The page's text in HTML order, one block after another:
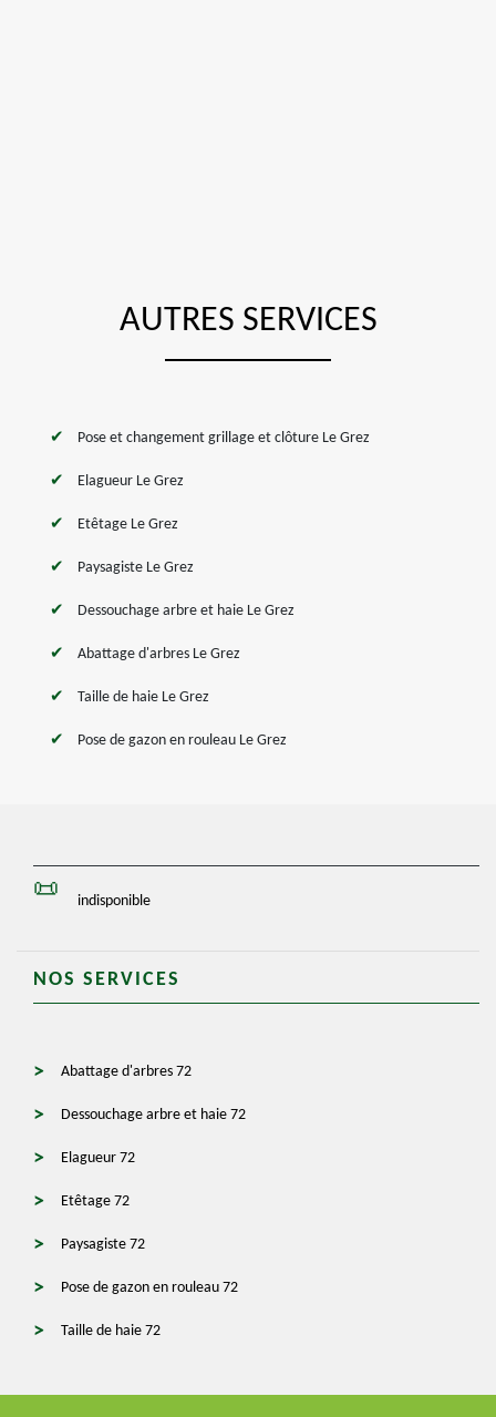
AUTRES SERVICES
Pose et changement grillage et clôture Le Grez
Elagueur Le Grez
Etêtage Le Grez
Paysagiste Le Grez
Dessouchage arbre et haie Le Grez
Abattage d'arbres Le Grez
Taille de haie Le Grez
Pose de gazon en rouleau Le Grez
indisponible
NOS SERVICES
Abattage d'arbres 72
Dessouchage arbre et haie 72
Elagueur 72
Etêtage 72
Paysagiste 72
Pose de gazon en rouleau 72
Taille de haie 72